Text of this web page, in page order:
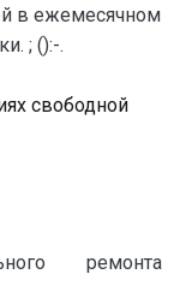
в ежемесячном
; ():-.
свободной
ремонта